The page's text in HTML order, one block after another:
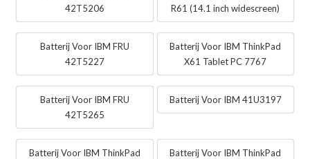
42T5206
R61 (14.1 inch widescreen)
Batterij Voor IBM FRU
42T5227
Batterij Voor IBM ThinkPad
X61 Tablet PC 7767
Batterij Voor IBM FRU
42T5265
Batterij Voor IBM 41U3197
Batterij Voor IBM ThinkPad
Batterij Voor IBM ThinkPad